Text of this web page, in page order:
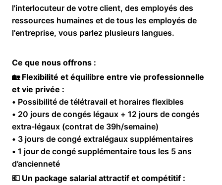
l'interlocuteur de votre client, des employés des
ressources humaines et de tous les employés de
l'entreprise, vous parlez plusieurs langues.
Ce que nous offrons :
🏡 Flexibilité et équilibre entre vie professionnelle
et vie privée :
• Possibilité de télétravail et horaires flexibles
• 20 jours de congés légaux + 12 jours de congés
extra-légaux (contrat de 39h/semaine)
• 3 jours de congé extralégaux supplémentaires
• 1 jour de congé supplémentaire tous les 5 ans
d’ancienneté
💶 Un package salarial attractif et compétitif :